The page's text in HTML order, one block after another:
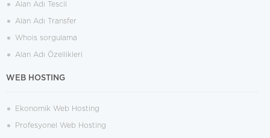
Alan Adı Tescil
Alan Adı Transfer
Whois sorgulama
Alan Adı Özellikleri
WEB HOSTING
Ekonomik Web Hosting
Profesyonel Web Hosting